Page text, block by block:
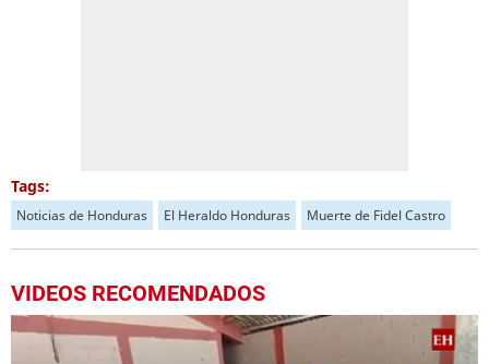
Tags:
Noticias de Honduras El Heraldo Honduras Muerte de Fidel Castro
VIDEOS RECOMENDADOS